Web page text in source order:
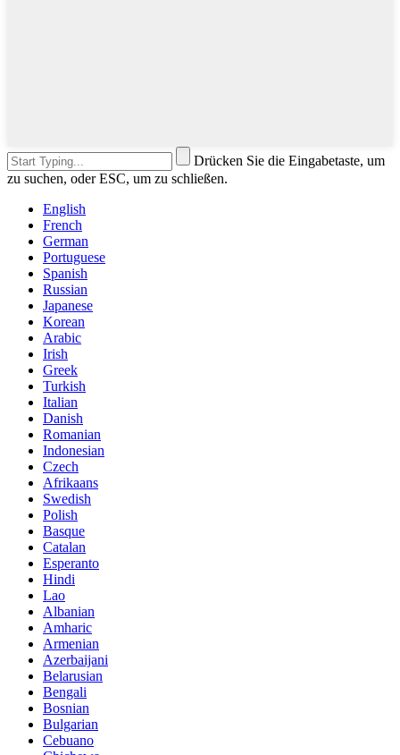
Drücken Sie die Eingabetaste, um
zu suchen, oder ESC, um zu schließen.
English
French
German
Portuguese
Spanish
Russian
Japanese
Korean
Arabic
Irish
Greek
Turkish
Italian
Danish
Romanian
Indonesian
Czech
Afrikaans
Swedish
Polish
Basque
Catalan
Esperanto
Hindi
Lao
Albanian
Amharic
Armenian
Azerbaijani
Belarusian
Bengali
Bosnian
Bulgarian
Cebuano